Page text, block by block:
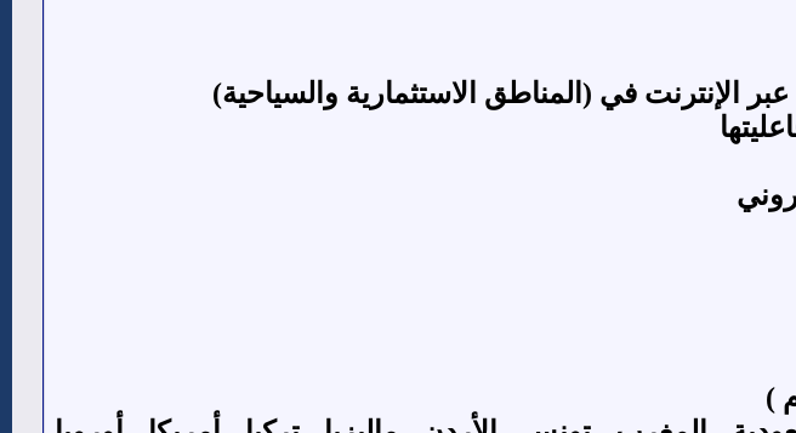
الإنترنت في (المناطق الاستثمارية والسياحية)
)